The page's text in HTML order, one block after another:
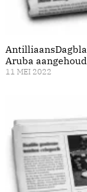
Aruba
11 MEI 2022